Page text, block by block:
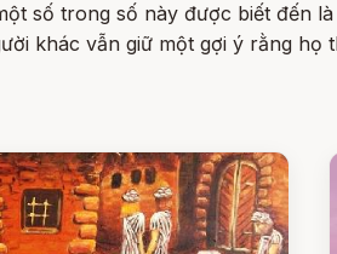
số trong số này được biết đến
khác vẫn giữ một gợi ý rằng họ